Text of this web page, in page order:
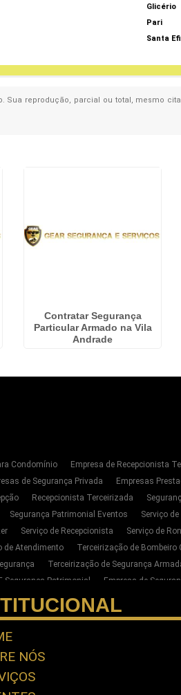
Glicério
Pari
Santa
Sua reprodução, parcial ou total, mesmo
Contratar Segurança
Particular Armado na Vila
Andrade
Condomínio Empresa de Recepcionista
de Segurança Privada
Empresas
Recepcionista Terceirizada
Segurança Patrimonial Eventos Serviço
Serviço de Recepcionista Serviço de
de Atendimento Terceirização de Bombeiro
Terceirização de Segurança
Segurança Patrimonial Empresa de
Zona Oeste SP Serviço de Segurança
Oeste de SP
Empresa de Portaria E
Armado
De Seguranca Pessoal Privada Empresa
Seguranca Particular Pessoal
Paulo
NÓS